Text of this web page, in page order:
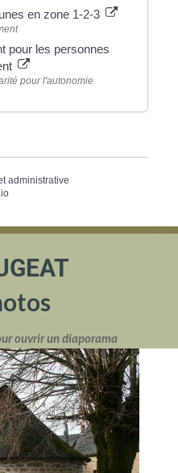
en zone 1-2-3
pour les personnes
pour l'autonomie
administrative
ouvrir un diaporama